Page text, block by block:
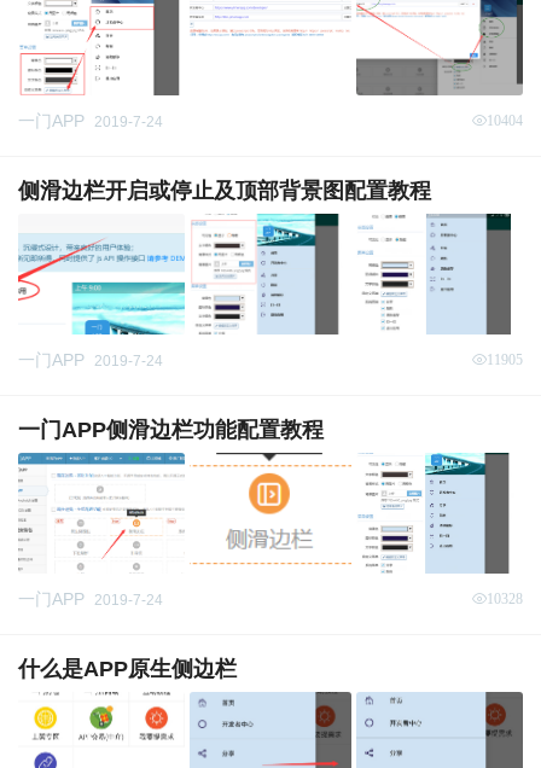
一门APP 2019-7-24 10404
侧滑边栏开启或停止及顶部背景图配置教程
一门APP 2019-7-24 11905
一门APP侧滑边栏功能配置教程
一门APP 2019-7-24 10328
什么是APP原生侧边栏